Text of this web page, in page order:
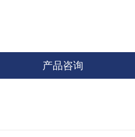
产品咨询